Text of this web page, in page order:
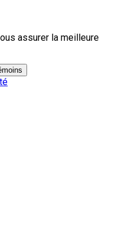
assurer la meilleure